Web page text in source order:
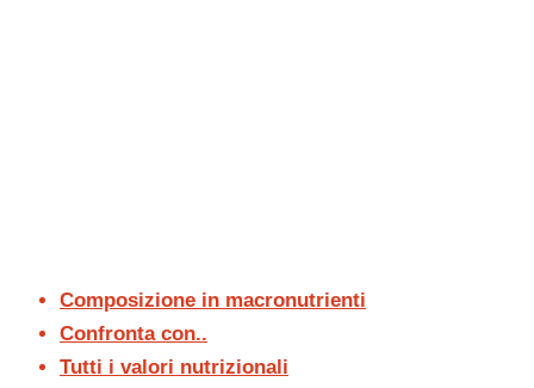
Composizione in macronutrienti
Confronta con..
Tutti i valori nutrizionali